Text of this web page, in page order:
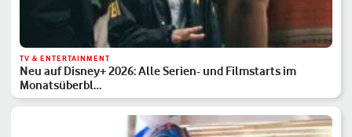
TV & ENTERTAINMENT
Neu auf Disney+ 2026: Alle Serien- und Filmstarts im
Monatsüberbl…